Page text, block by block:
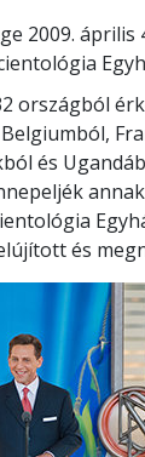
2009.
országból
és
és